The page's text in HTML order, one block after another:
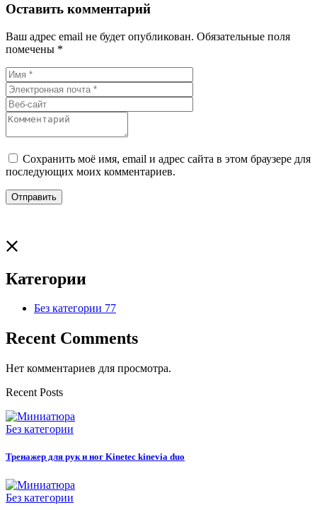
Оставить комментарий
Ваш адрес email не будет опубликован. Обязательные поля
помечены *
Сохранить моё имя, email и адрес сайта в этом браузере для
последующих моих комментариев.
Категории
Без категории 77
Recent Comments
Нет комментариев для просмотра.
Recent Posts
Без категории
Тренажер для рук и ног Kinetec kinevia duo
Без категории